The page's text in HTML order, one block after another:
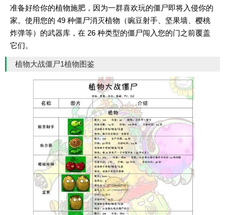
准备好给你的植物施肥，因为一群喜欢玩的僵尸即将入侵你的
家。使用您的 49 种僵尸消灭植物（豌豆射手、坚果墙、樱桃
炸弹等）的武器库，在 26 种类型的僵尸闯入您的门之前覆盖
它们。
植物大战僵尸1植物图鉴